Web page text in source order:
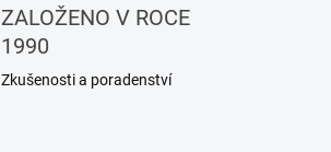
ZALOŽENO V ROCE
1990
Zkušenosti a poradenství